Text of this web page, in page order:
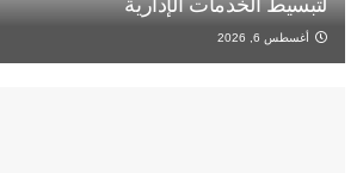
أغسطس 6, 2026